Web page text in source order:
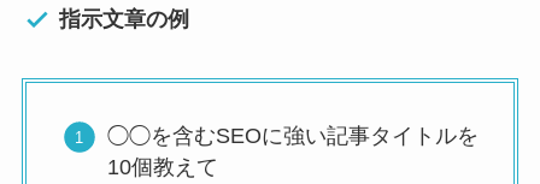
指示文章の例
◯◯を含むSEOに強い記事タイトルを
10個教えて